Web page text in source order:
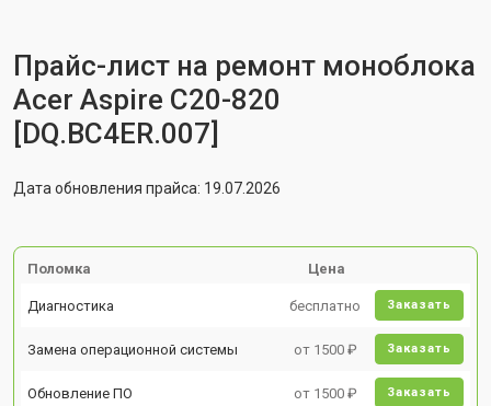
Прайс-лист на ремонт моноблока
Acer Aspire C20-820
[DQ.BC4ER.007]
Дата обновления прайса: 19.07.2026
Поломка Цена
Диагностика бесплатно Заказать
Замена операционной системы от 1500 ₽ Заказать
Обновление ПО от 1500 ₽ Заказать